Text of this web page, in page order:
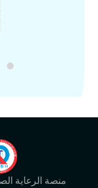
منصة الرعاية